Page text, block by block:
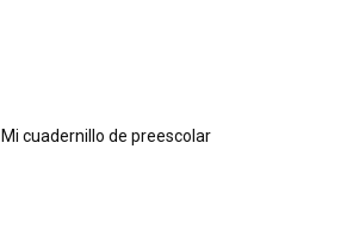
Mi cuadernillo de preescolar